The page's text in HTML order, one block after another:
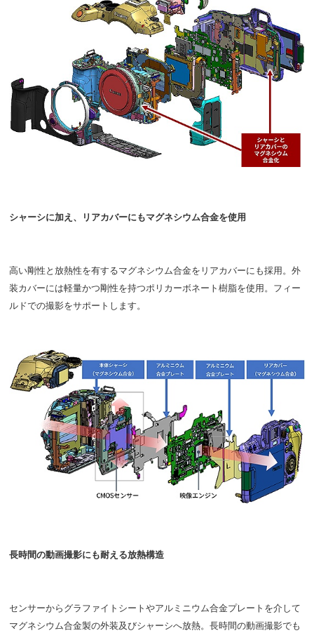
シャーシに加え、リアカバーにもマグネシウム合金を使用
高い剛性と放熱性を有するマグネシウム合金をリアカバーにも採用。外
装カバーには軽量かつ剛性を持つポリカーボネート樹脂を使用。フィー
ルドでの撮影をサポートします。
長時間の動画撮影にも耐える放熱構造
センサーからグラファイトシートやアルミニウム合金プレートを介して
マグネシウム合金製の外装及びシャーシへ放熱。長時間の動画撮影でも